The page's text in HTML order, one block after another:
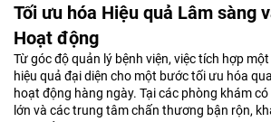
Tối ưu hóa Hiệu quả Lâm sàng
Hoạt động
Từ góc độ quản lý bệnh viện, việc tích hợp
hiệu quả đại diện cho một bước tối ưu hóa
hoạt động hàng ngày. Tại các phòng khám
lớn và các trung tâm chấn thương bận rộn,